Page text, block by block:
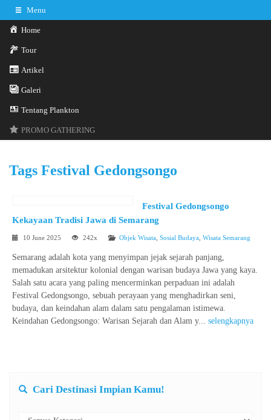
Menu
Home
Tour
Artikel
Galeri
Tentang Plankton
PROMO GATHERING
Tags Festival Gedongsongo
Festival Gedongsongo
Kekayaan Tradisi Jawa di Semarang
10 June 2025 242x Objek Wisata Sosial Budaya Wisata Semarang
Semarang adalah kota yang menyimpan jejak sejarah panjang,
memadukan arsitektur kolonial dengan warisan budaya Jawa yang kaya.
Salah satu acara yang paling mencerminkan perpaduan ini adalah
Festival Gedongsongo, sebuah perayaan yang menghadirkan seni,
budaya, dan keindahan alam dalam satu pengalaman istimewa.
Keindahan Gedongsongo: Warisan Sejarah dan Alam y... selengkapnya
Cari Destinasi Impian Kamu!